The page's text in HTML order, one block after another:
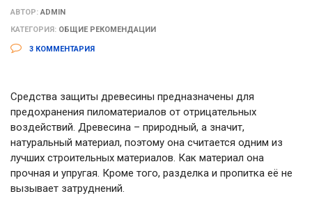
АВТОР:ADMIN
КАТЕГОРИЯ: ОБЩИЕ РЕКОМЕНДАЦИИ
3 КОММЕНТАРИЯ
Средства защиты древесины предназначены для
предохранения пиломатериалов от отрицательных
воздействий. Древесина – природный, а значит,
натуральный материал, поэтому она считается одним из
лучших строительных материалов. Как материал она
прочная и упругая. Кроме того, разделка и пропитка её не
вызывает затруднений.